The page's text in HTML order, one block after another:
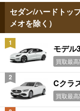
セダン/ハードトッ
メオを除く）
モデル
買取最
Cクラ
買取最